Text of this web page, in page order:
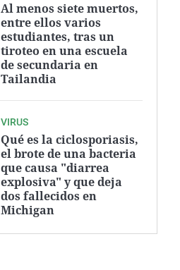
Al menos siete muertos,
entre ellos varios
estudiantes, tras un
tiroteo en una escuela
de secundaria en
Tailandia
VIRUS
Qué es la ciclosporiasis,
el brote de una bacteria
que causa "diarrea
explosiva" y que deja
dos fallecidos en
Michigan